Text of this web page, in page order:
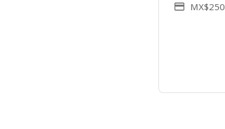
MX$250